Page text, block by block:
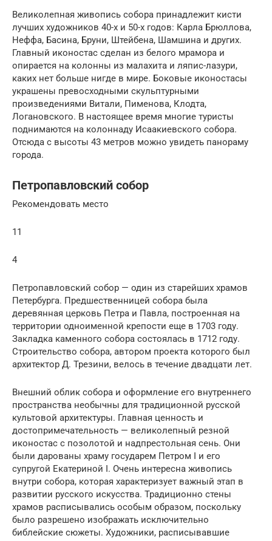
Великолепная живопись собора принадлежит кисти
лучших художников 40-х и 50-х годов: Карла Брюллова,
Неффа, Басина, Бруни, Штейбена, Шамшина и других.
Главный иконостас сделан из белого мрамора и
опирается на колонны из малахита и ляпис-лазури,
каких нет больше нигде в мире. Боковые иконостасы
украшены превосходными скульптурными
произведениями Витали, Пименова, Клодта,
Логановского. В настоящее время многие туристы
поднимаются на колоннаду Исаакиевского собора.
Отсюда с высоты 43 метров можно увидеть панораму
города.
Петропавловский собор
Рекомендовать место
11
4
Петропавловский собор — один из старейших храмов
Петербурга. Предшественницей собора была
деревянная церковь Петра и Павла, построенная на
территории одноименной крепости еще в 1703 году.
Закладка каменного собора состоялась в 1712 году.
Строительство собора, автором проекта которого был
архитектор Д. Трезини, велось в течение двадцати лет.
Внешний облик собора и оформление его внутреннего
пространства необычны для традиционной русской
культовой архитектуры. Главная ценность и
достопримечательность — великолепный резной
иконостас с позолотой и надпрестольная сень. Они
были дарованы храму государем Петром I и его
супругой Екатериной I. Очень интересна живопись
внутри собора, которая характеризует важный этап в
развитии русского искусства. Традиционно стены
храмов расписывались особым образом, поскольку
было разрешено изображать исключительно
библейские сюжеты. Художники, расписывавшие